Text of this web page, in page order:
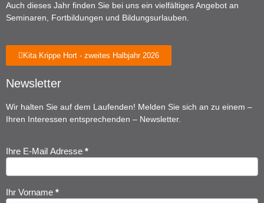
Auch dieses Jahr finden Sie bei uns ein vielfältiges Angebot an
Seminaren, Fortbildungen und Bildungsurlauben.
Kita Krippe Hort - zweites Halbjahr 2026
Newsletter
Wir halten Sie auf dem Laufenden! Melden Sie sich an zu einem –
Ihren Interessen entsprechenden – Newsletter.
Newsletter
Anmeldung
Ihre E-Mail Adresse *
Ihr Vorname *